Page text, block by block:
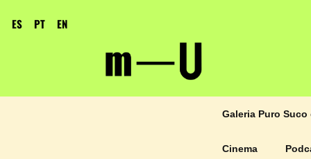
ES PT EN
Galeria Puro Suco
Cinema